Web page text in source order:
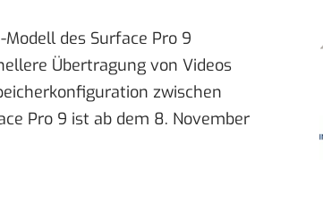
des Surface Pro 9
Übertragung von Videos
zwischen
Pro 9 ist ab dem 8. November